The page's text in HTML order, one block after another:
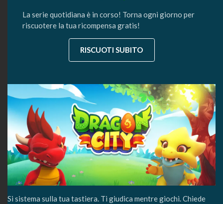
La serie quotidiana è in corso! Torna ogni giorno per
riscuotere la tua ricompensa gratis!
RISCUOTI SUBITO
Si sistema sulla tua tastiera. Ti giudica mentre giochi. Chiede